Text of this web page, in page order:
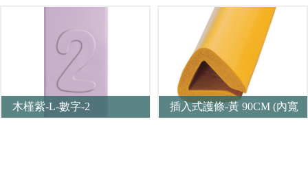
木槿紫-L-數字-2
插入式護條-黃 90CM (內寬